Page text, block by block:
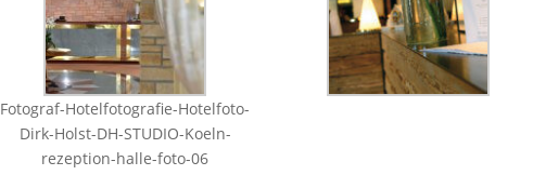
Fotograf-Hotelfotografie-Hotelfoto-
Dirk-Holst-DH-STUDIO-Koeln-
rezeption-halle-foto-06